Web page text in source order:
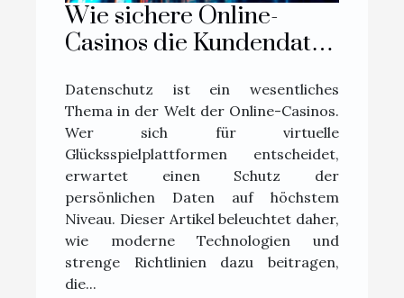
Wie sichere Online-
Casinos die Kundendaten
Datenschutz ist ein wesentliches
Thema in der Welt der Online-Casinos.
Wer sich für virtuelle
Glücksspielplattformen entscheidet,
erwartet einen Schutz der
persönlichen Daten auf höchstem
Niveau. Dieser Artikel beleuchtet daher,
wie moderne Technologien und
strenge Richtlinien dazu beitragen,
die...